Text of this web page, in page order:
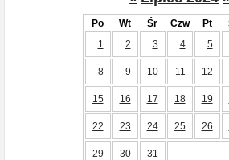
Po Wt Śr Czw Pt
1
2 3 4 5
8 9 10 11 12
15 16 17 18 19
22 23 24 25 26
29 30 31